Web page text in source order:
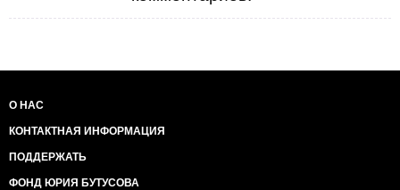
О НАС
КОНТАКТНАЯ ИНФОРМАЦИЯ
ПОДДЕРЖАТЬ
ФОНД ЮРИЯ БУТУСОВА